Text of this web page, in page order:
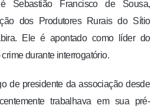
Sebastião Francisco de Sousa,
dos Produtores Rurais do Sítio
Ele é apontado como líder do
durante interrogatório.
de presidente da associação desde
trabalhava em sua pré-